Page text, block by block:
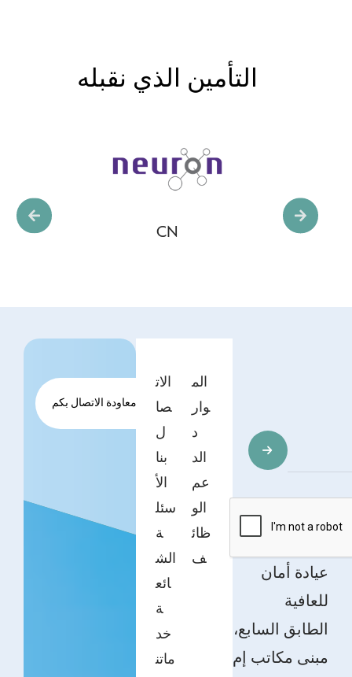
التأمين الذي نقبله
CN
طلب معاودة الاتصال بكم
الات
صا
ل
بنا
الأ
سئل
ة
الش
ائع
ة
الم
وار
د
الد
عم
الو
ظائ
ف
خد
ماتن
عيادة أمان
للعافية
الطابق السابع،
مبنى مكاتب إم